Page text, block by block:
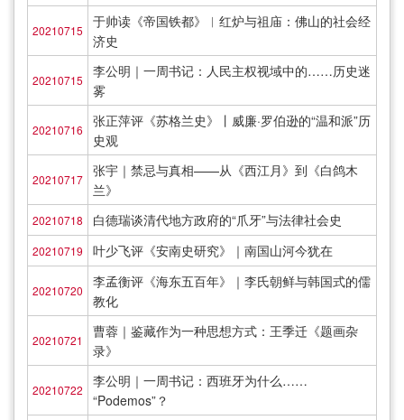
20210715
于帅读《帝国铁都》︱红炉与祖庙：佛山的社会经
济史
20210715
李公明｜一周书记：人民主权视域中的……历史迷
雾
20210716
张正萍评《苏格兰史》丨威廉·罗伯逊的“温和派”历
史观
20210717
张宇｜禁忌与真相——从《西江月》到《白鸽木
兰》
20210718 白德瑞谈清代地方政府的“爪牙”与法律社会史
20210719 叶少飞评《安南史研究》｜南国山河今犹在
20210720
李孟衡评《海东五百年》｜李氏朝鲜与韩国式的儒
教化
20210721
曹蓉｜鉴藏作为一种思想方式：王季迁《题画杂
录》
20210722
李公明｜一周书记：西班牙为什么……
“Podemos”？